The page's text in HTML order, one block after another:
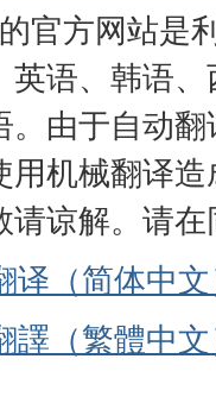
官方网站是
英语、韩语
。由于自动
用机械翻译
请谅解。请
译（简体中文
譯（繁體中文